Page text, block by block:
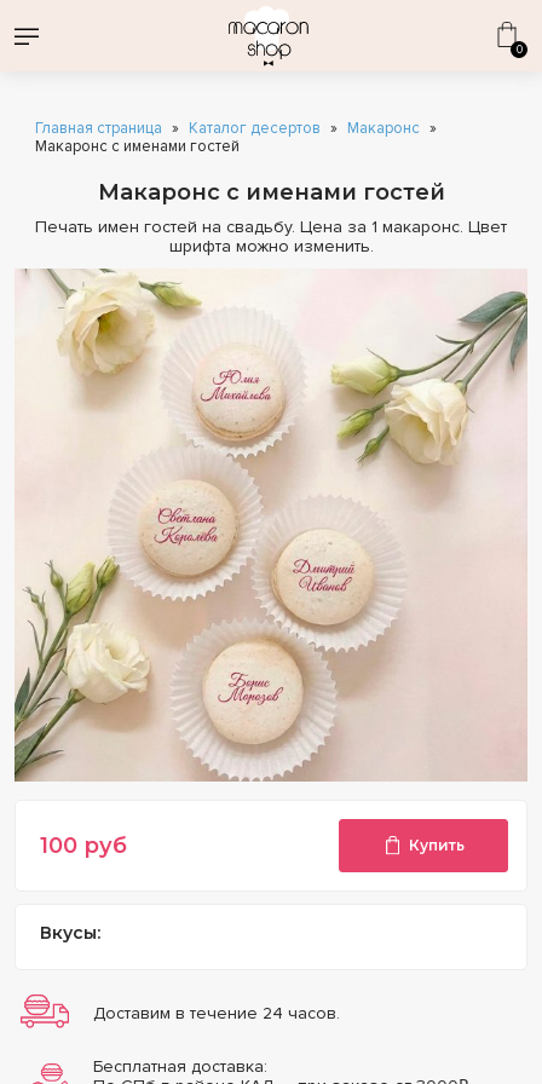
0
ВСЕ НАБОРЫ
ДЕНЬ РОЖДЕНИЯ
МАКАРОНС КЛАССИЧЕСКИЕ
СВАДЕБНЫЕ ПРЕДЛОЖЕНИЯ
ИНДИВИДУАЛЬНАЯ ПЕЧАТЬ
СОБЕРИ СВОЙ НАБОР
ОПТОВЫЕ ПОСТАВКИ
КАТАЛОГ ДЕСЕРТОВ
ЭКЛЕРЫ
ВАФЕЛЬНЫЕ ТРУБОЧКИ
КОМБО-НАБОРЫ
Главная страница » Каталог десертов » Макаронс »
Макаронс с именами гостей
Макаронс с именами гостей
Печать имен гостей на свадьбу. Цена за 1 макаронс. Цвет
шрифта можно изменить.
Вкусы:
100 руб Купить
Доставим в течение 24 часов.
Бесплатная доставка: